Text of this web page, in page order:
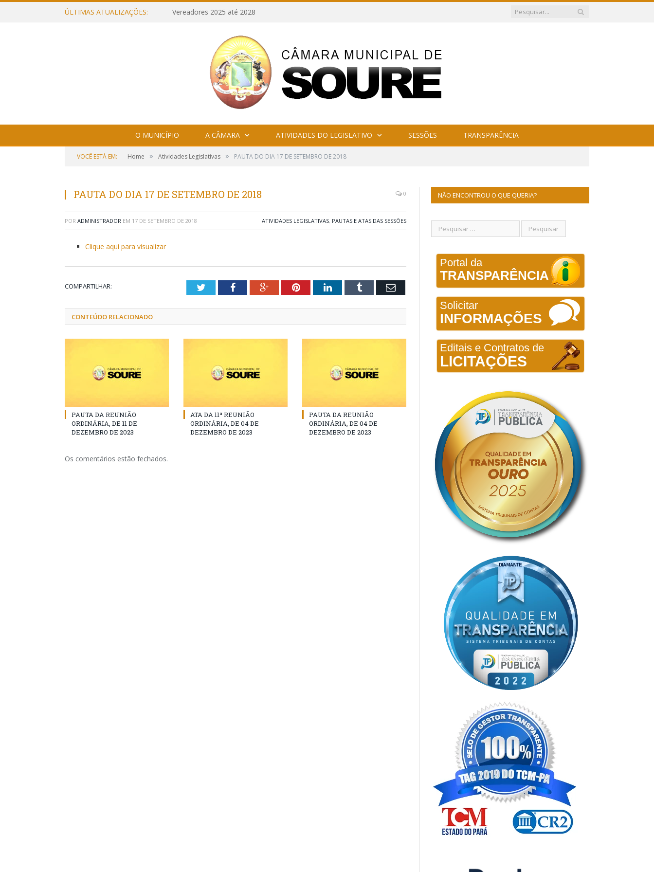
ÚLTIMAS ATUALIZAÇÕES: Vereadores 2025 até 2028
O MUNICÍPIO A CÂMARA ATIVIDADES DO LEGISLATIVO SESSÕES TRANSPARÊNCIA
VOCÊ ESTÁ EM: Home » Atividades Legislativas » PAUTA DO DIA 17 DE SETEMBRO DE 2018
PAUTA DO DIA 17 DE SETEMBRO DE 2018 0
POR ADMINISTRADOR EM 17 DE SETEMBRO DE 2018 ATIVIDADES LEGISLATIVAS, PAUTAS E ATAS DAS SESSÕES
Clique aqui para visualizar
COMPARTILHAR: TwitterFacebookGoogle+PinterestLinkedInTumblr Email
CONTEÚDO RELACIONADO
PAUTA DA REUNIÃO
ORDINÁRIA, DE 11 DE
DEZEMBRO DE 2023
ATA DA 11ª REUNIÃO
ORDINÁRIA, DE 04 DE
DEZEMBRO DE 2023
PAUTA DA REUNIÃO
ORDINÁRIA, DE 04 DE
DEZEMBRO DE 2023
Os comentários estão fechados.
NÃO ENCONTROU O QUE QUERIA?
Portal da
TRANSPARÊNCIA
Solicitar
INFORMAÇÕES
Editais e Contratos de
LICITAÇÕES